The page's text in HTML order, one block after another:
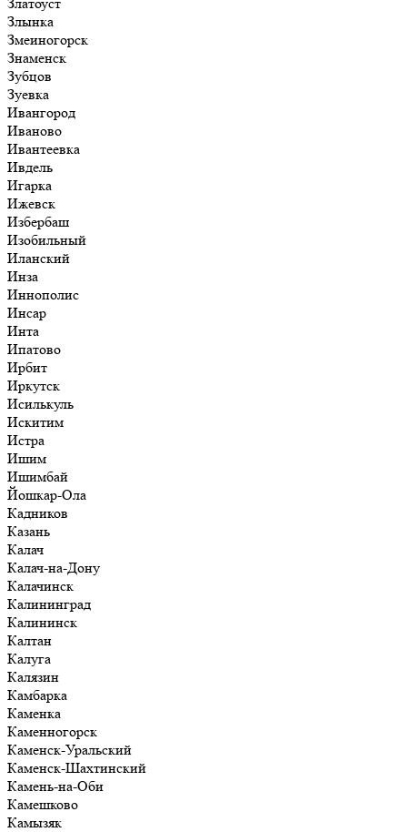
Злынка
Змеиногорск
Знаменск
Зубцов
Зуевка
Ивангород
Иваново
Ивантеевка
Ивдель
Игарка
Ижевск
Избербаш
Изобильный
Иланский
Инза
Иннополис
Инсар
Инта
Ипатово
Ирбит
Иркутск
Исилькуль
Искитим
Истра
Ишим
Ишимбай
Йошкар-Ола
Кадников
Казань
Калач
Калач-на-Дону
Калачинск
Калининград
Калининск
Калтан
Калуга
Калязин
Камбарка
Каменка
Каменногорск
Каменск-Уральский
Каменск-Шахтинский
Камень-на-Оби
Камешково
Камызяк